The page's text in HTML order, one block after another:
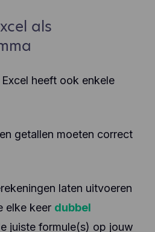
als
heeft ook enkele
getallen moeten correct
laten uitvoeren
elke keer dubbel
juiste formule(s) op jouw